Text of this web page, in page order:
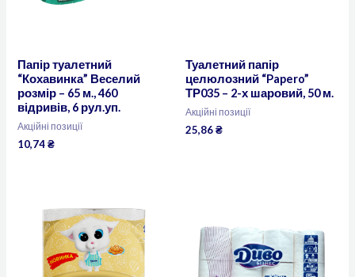
Папір туалетний
“Кохавинка” Веселий
розмір – 65 м., 460
відривів, 6 рул.уп.
Акційні позиції
10,74₴
Туалетний папір
целюлозний “Papero”
ТР035 – 2-х шаровий, 50 м.
Акційні позиції
25,86₴